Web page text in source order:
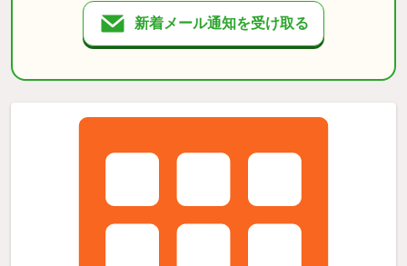
新着メール通知を受け取る